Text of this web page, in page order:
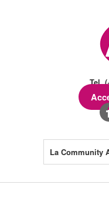
Tel.
La Community